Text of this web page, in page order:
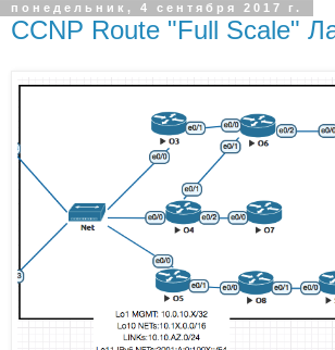
понедельник, 4 сентября 2017 г.
CCNP Route "Full Scale"